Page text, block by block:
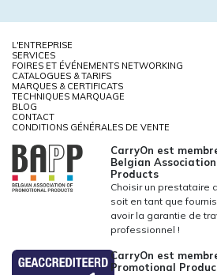
L'ENTREPRISE
SERVICES
FOIRES ET ÉVÉNEMENTS NETWORKING
CATALOGUES & TARIFS
MARQUES & CERTIFICATS
TECHNIQUES MARQUAGE
BLOG
CONTACT
CONDITIONS GÉNÉRALES DE VENTE
CarryOn est
Belgian
Products
Choisir un prestataire
soit en tant que
avoir la garantie de
professionnel !
CarryOn est
Promotional